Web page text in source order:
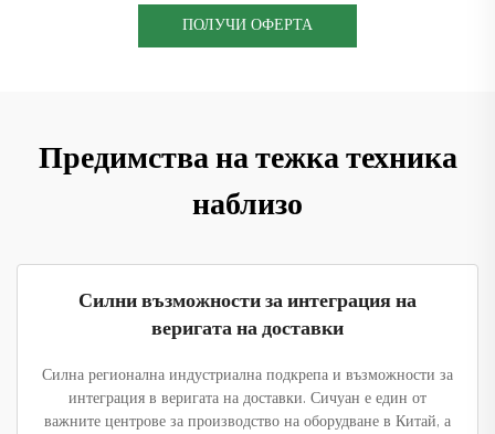
ПОЛУЧИ ОФЕРТА
Предимства на тежка техника
наблизо
Силни възможности за интеграция на
веригата на доставки
Силна регионална индустриална подкрепа и възможности за
интеграция в веригата на доставки. Сичуан е един от
важните центрове за производство на оборудване в Китай, а